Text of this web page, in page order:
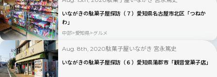
いながきの駄菓子屋探訪（７）愛知県名古屋市北区「つねか
わ」
中部 愛知県 グルメ
Aug. 8th, 2020駄菓子屋いながき 宮永篤史
いながきの駄菓子屋探訪（６）愛知県蒲郡市「観音堂菓子店」